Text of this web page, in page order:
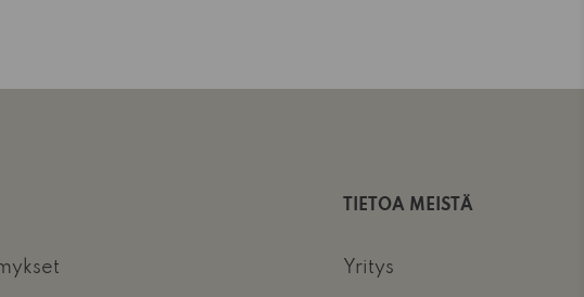
TIETOA MEISTÄ
Yritys